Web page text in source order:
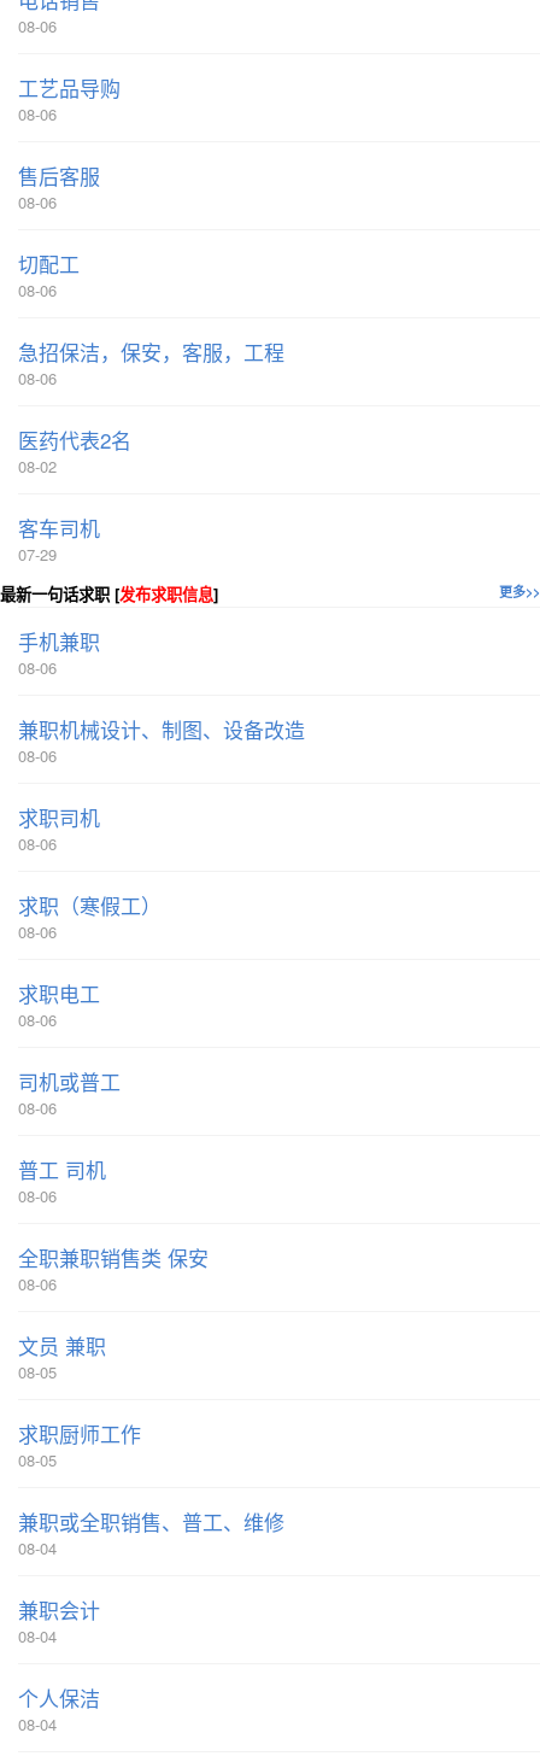
08-06
工艺品导购
08-06
售后客服
08-06
切配工
08-06
急招保洁，保安，客服，工程
08-06
医药代表2名
08-02
客车司机
07-29
更多>>
最新一句话求职 [发布求职信息]
手机兼职
08-06
兼职机械设计、制图、设备改造
08-06
求职司机
08-06
求职（寒假工）
08-06
求职电工
08-06
司机或普工
08-06
普工 司机
08-06
全职兼职销售类 保安
08-06
文员 兼职
08-05
求职厨师工作
08-05
兼职或全职销售、普工、维修
08-04
兼职会计
08-04
个人保洁
08-04